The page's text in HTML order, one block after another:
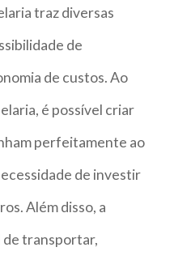
traz diversas
de
de custos. Ao
é possível criar
perfeitamente ao
de investir
Além disso, a
de transportar,